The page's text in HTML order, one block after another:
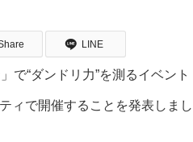
LINE
で“ダンドリ力”を測るイベント
ィで開催することを発表しまし